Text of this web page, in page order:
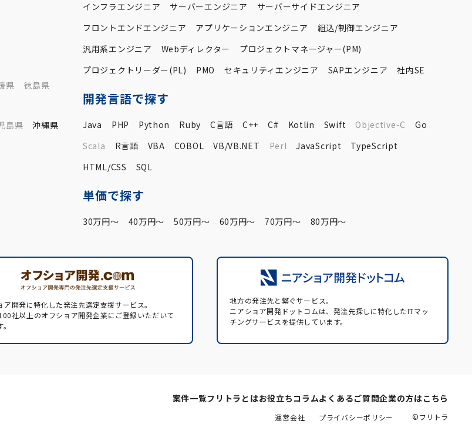
県
徳島県
島県 沖縄県
インフラエンジニア
サーバーエンジニア
サーバーサイドエンジニア
フロントエンドエンジニア
アプリケーションエンジニア
組込/制御エンジニア
汎用系エンジニア
Webディレクター
プロジェクトマネージャー(PM)
プロジェクトリーダー(PL)
PMO セキュリティエンジニア SAPエンジニア 社内SE
開発言語で探す
Java PHP Python Ruby C言語 C++ C# Kotlin Swift Objective-C
Go
Scala
R言語 VBA COBOL VB/VB.NET Perl JavaScript
TypeScript
HTML/CSS
SQL
単価で探す
30万円〜 40万円〜 50万円〜 60万円〜 70万円〜 80万円〜
ア開発に特化した発注先選定支援サービス。
社以上のオフショア開発企業にご登録いただいて
地方の発注先と繋ぐサービス。
ニアショア開発ドットコムは、発注先探しに特化したITマッ
チングサービスを提供しています。
案件一覧フリトラとはお役立ちコラムよくあるご質問企業の方はこちら
運営会社 プライバシーポリシー ©フリトラ